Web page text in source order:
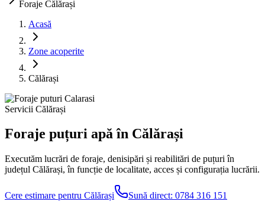
Foraje Călărași
Acasă
Zone acoperite
Călărași
Servicii Călărași
Foraje puțuri apă în Călărași
Executăm lucrări de foraje, denisipări și reabilitări de puțuri în
județul Călărași, în funcție de localitate, acces și configurația lucrării.
Cere estimare pentru Călărași Sună direct: 0784 316 151